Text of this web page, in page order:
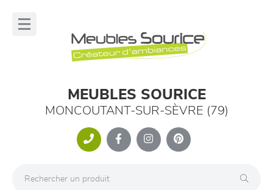
MEUBLES SOURICE
MONCOUTANT-SUR-SÈVRE (79)